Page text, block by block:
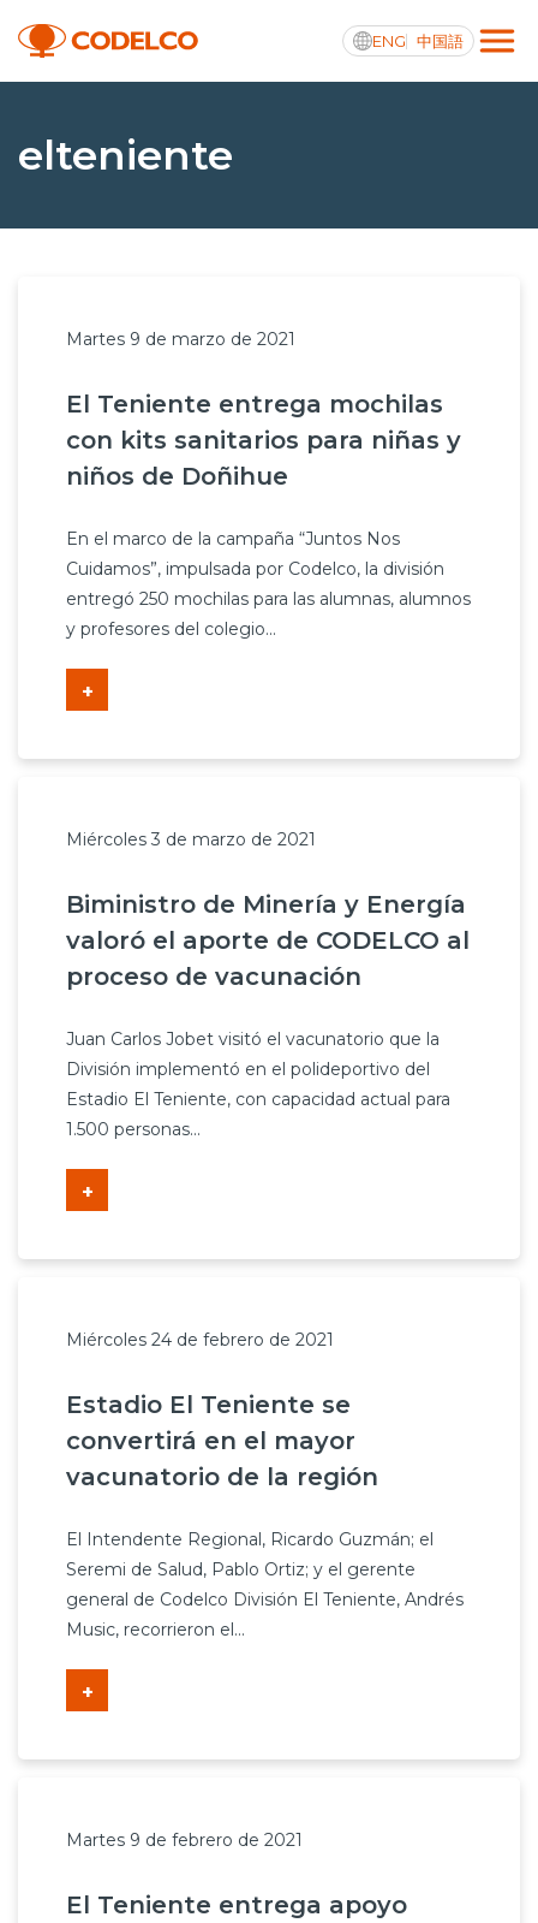
ENG 中国語
Sustentabilidad
Innovación
Prensa
Trabaja en Codelco
Transparencia activa
elteniente
Martes 9 de marzo de 2021
El Teniente entrega mochilas
con kits sanitarios para niñas y
niños de Doñihue
En el marco de la campaña “Juntos Nos
Cuidamos”, impulsada por Codelco, la división
entregó 250 mochilas para las alumnas, alumnos
y profesores del colegio...
+
Miércoles 3 de marzo de 2021
Biministro de Minería y Energía
valoró el aporte de CODELCO al
proceso de vacunación
Juan Carlos Jobet visitó el vacunatorio que la
División implementó en el polideportivo del
Estadio El Teniente, con capacidad actual para
1.500 personas...
+
Miércoles 24 de febrero de 2021
Estadio El Teniente se
convertirá en el mayor
vacunatorio de la región
El Intendente Regional, Ricardo Guzmán; el
Seremi de Salud, Pablo Ortiz; y el gerente
general de Codelco División El Teniente, Andrés
Music, recorrieron el...
+
Martes 9 de febrero de 2021
El Teniente entrega apoyo